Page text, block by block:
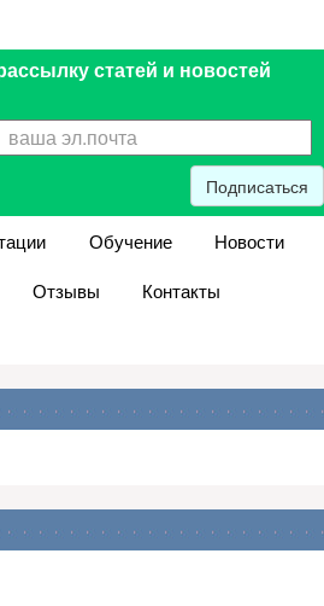
статей и новостей
Подписаться
Обучение
Новости
Отзывы
Контакты